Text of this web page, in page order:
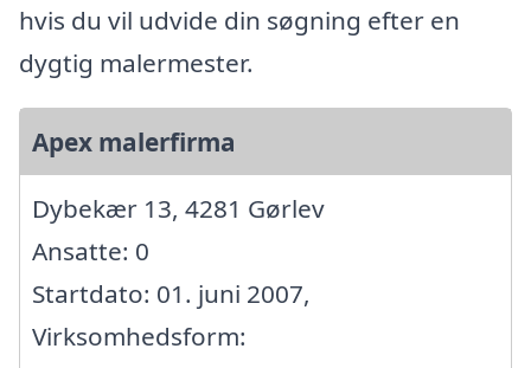
hvis du vil udvide din søgning efter en
dygtig malermester.
Apex malerfirma
Dybekær 13, 4281 Gørlev
Ansatte: 0
Startdato: 01. juni 2007,
Virksomhedsform: